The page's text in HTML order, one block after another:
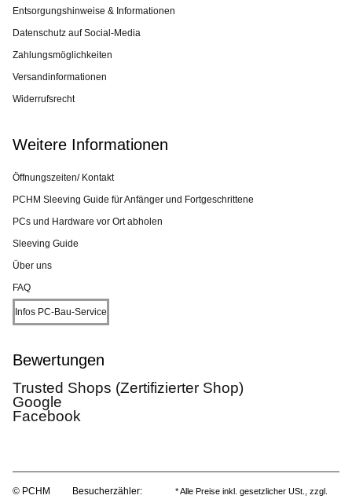
Entsorgungshinweise & Informationen
Datenschutz auf Social-Media
Zahlungsmöglichkeiten
Versandinformationen
Widerrufsrecht
Weitere Informationen
Öffnungszeiten/ Kontakt
PCHM Sleeving Guide für Anfänger und Fortgeschrittene
PCs und Hardware vor Ort abholen
Sleeving Guide
Über uns
FAQ
Infos PC-Bau-Service
Bewertungen
Trusted Shops (Zertifizierter Shop)
Google
Facebook
© PCHM
Besucherzähler:
* Alle Preise inkl. gesetzlicher USt., zzgl.